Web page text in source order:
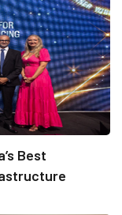
Best